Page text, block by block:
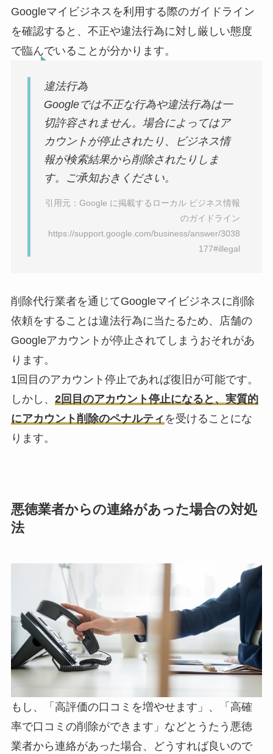
Googleマイビジネスを利用する際のガイドライン
を確認すると、不正や違法行為に対し厳しい態度
で臨んでいることが分かります。
違法行為
Googleでは不正な行為や違法行為は一
切許容されません。場合によってはア
カウントが停止されたり、ビジネス情
報が検索結果から削除されたりしま
す。ご承知おきください。
引用元：Google に掲載するローカル ビジネス情報
のガイドライン
https://support.google.com/business/answer/3038
177#illegal
削除代行業者を通じてGoogleマイビジネスに削除
依頼をすることは違法行為に当たるため、店舗の
Googleアカウントが停止されてしまうおそれがあ
ります。
1回目のアカウント停止であれば復旧が可能です。
しかし、 2回目のアカウント停止になると、実質的
にアカウント削除のペナルティ を受けることにな
ります。
悪徳業者からの連絡があった場合の対処
法
もし、「高評価の口コミを増やせます」、「高確
率で口コミの削除ができます」などとうたう悪徳
業者から連絡があった場合、どうすれば良いので